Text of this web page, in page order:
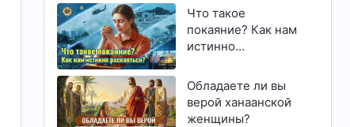
пришествие
Господа?
Что такое
покаяние? Как нам
истинно
Обладаете ли вы
верой ханаанской
женщины?